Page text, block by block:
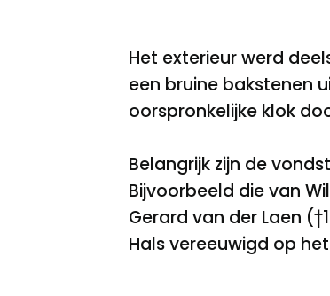
Het exterieur werd
een bruine bakstenen
oorspronkelijke klok
Belangrijk zijn de
Bijvoorbeeld die van
Gerard van der Laen
Hals vereeuwigd op